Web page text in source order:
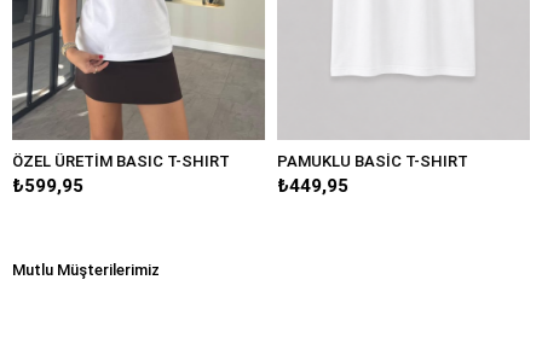
ÖZEL ÜRETİM BASIC T-SHIRT
₺599,95
PAMUKLU BASİC T-SHIRT
₺449,95
Mutlu Müşterilerimiz